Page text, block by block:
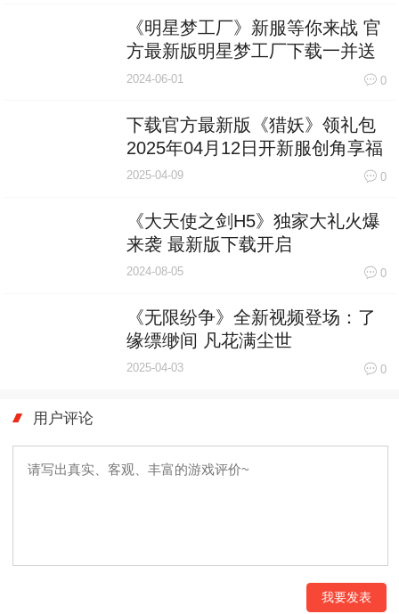
《明星梦工厂》新服等你来战 官
方最新版明星梦工厂下载一并送
上
2024-06-01 0
下载官方最新版《猎妖》领礼包
2025年04月12日开新服创角享福
利
2025-04-09 0
《大天使之剑H5》独家大礼火爆
来袭 最新版下载开启
2024-08-05 0
《无限纷争》全新视频登场：了
缘缥缈间 凡花满尘世
2025-04-03 0
用户评论
我要发表